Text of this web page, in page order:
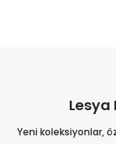
Lesya
Yeni koleksiyonlar,